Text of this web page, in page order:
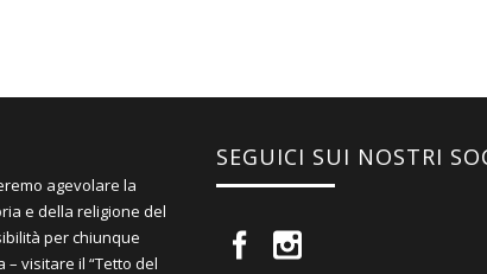
agevolare la
e della religione del
per chiunque
visitare il “Tetto del
SEGUICI SUI NOSTRI